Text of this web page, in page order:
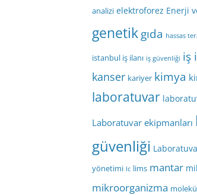
analizi elektroforez Enerji
genetikgıda hassas
istanbul iş ilanı iş güvenliği iş
kanser kariyer kimya
laboratuvar
Laboratuvar ekipmanları
güvenliği
yönetimi lc lims mantar
mikroorganizma